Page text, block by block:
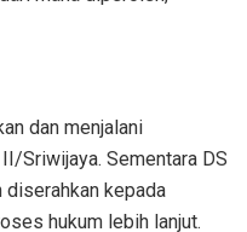
dan menjalani
Sriwijaya. Sementara DS
diserahkan kepada
hukum lebih lanjut.